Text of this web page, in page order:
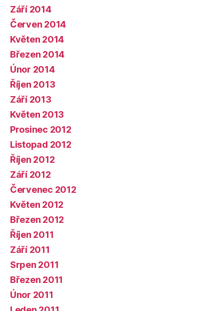
Září 2014
Červen 2014
Květen 2014
Březen 2014
Únor 2014
Říjen 2013
Září 2013
Květen 2013
Prosinec 2012
Listopad 2012
Říjen 2012
Září 2012
Červenec 2012
Květen 2012
Březen 2012
Říjen 2011
Září 2011
Srpen 2011
Březen 2011
Únor 2011